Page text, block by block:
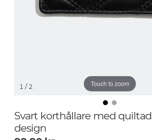
Touch to zoom
1 / 2
Svart korthållare med quiltad
design